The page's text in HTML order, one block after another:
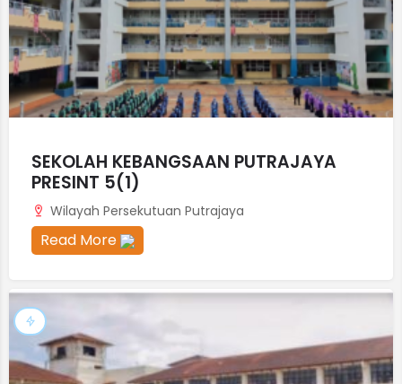
SEKOLAH KEBANGSAAN PUTRAJAYA
PRESINT 5(1)
Wilayah Persekutuan Putrajaya
Read More